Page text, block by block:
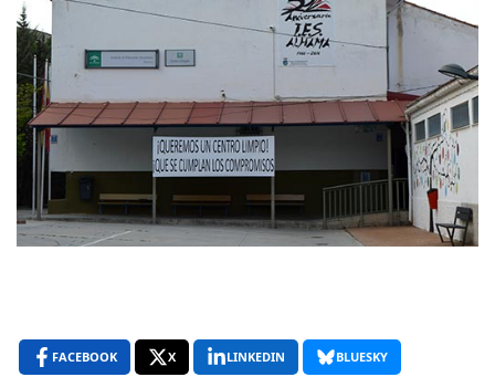
FACEBOOK X LINKEDIN BLUESKY